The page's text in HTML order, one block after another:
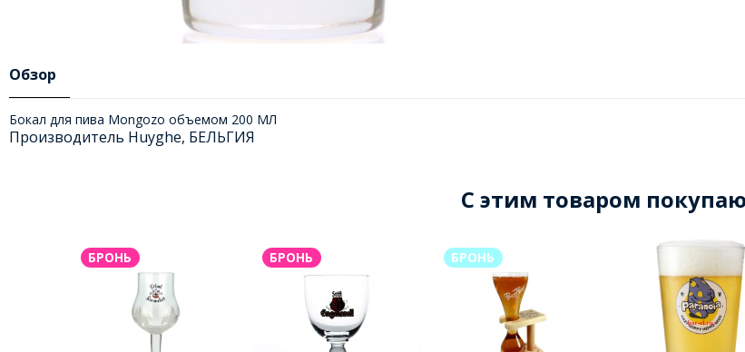
Обзор
Бокал для пива Mongozo объемом 200 МЛ
Производитель Huyghe, БЕЛЬГИЯ
C этим товаром
БРОНЬ БРОНЬ БРОНЬ